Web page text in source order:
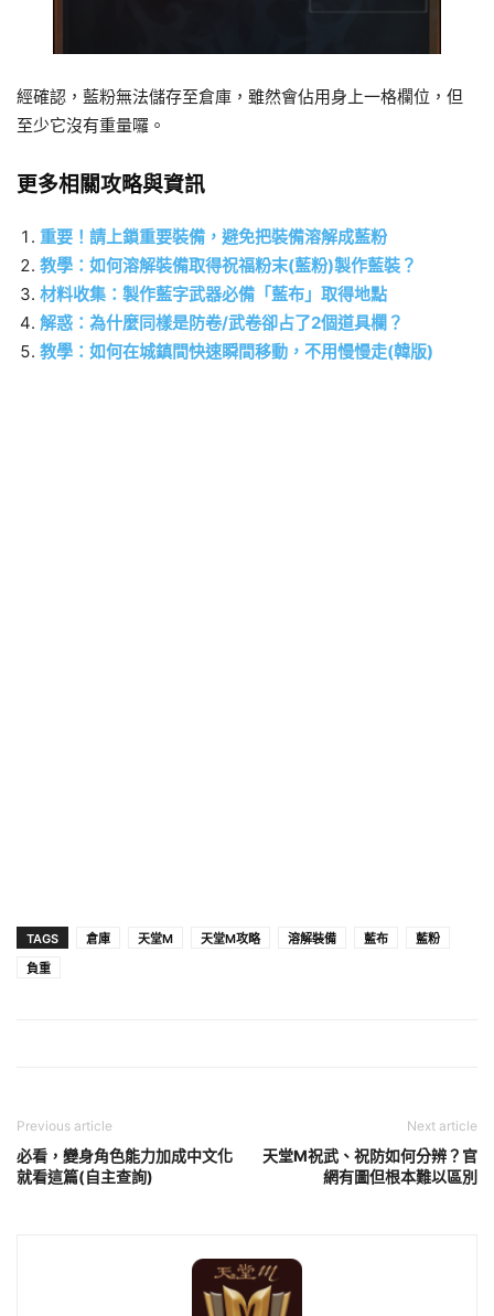
經確認，藍粉無法儲存至倉庫，雖然會佔用身上一格欄位，但
至少它沒有重量囉。
更多相關攻略與資訊
重要！請上鎖重要裝備，避免把裝備溶解成藍粉
教學：如何溶解裝備取得祝福粉末(藍粉)製作藍裝？
材料收集：製作藍字武器必備「藍布」取得地點
解惑：為什麼同樣是防卷/武卷卻占了2個道具欄？
教學：如何在城鎮間快速瞬間移動，不用慢慢走(韓版)
TAGS 倉庫 天堂M 天堂M攻略 溶解裝備 藍布
藍粉
負重
Previous article
必看，變身角色能力加成中文化
就看這篇(自主查詢)
Next article
天堂M祝武、祝防如何分辨？官
網有圖但根本難以區別